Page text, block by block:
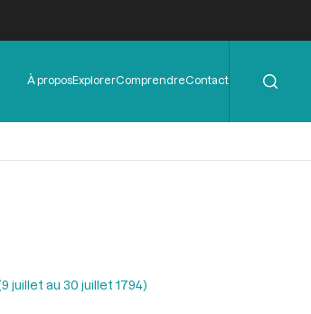
Menu
de
À proposExplorerComprendreContact
juillet au 30 juillet 1794)